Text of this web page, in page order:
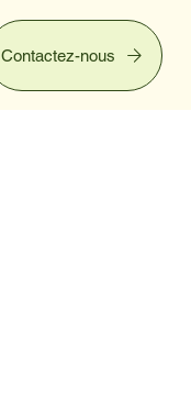
Contactez-nous